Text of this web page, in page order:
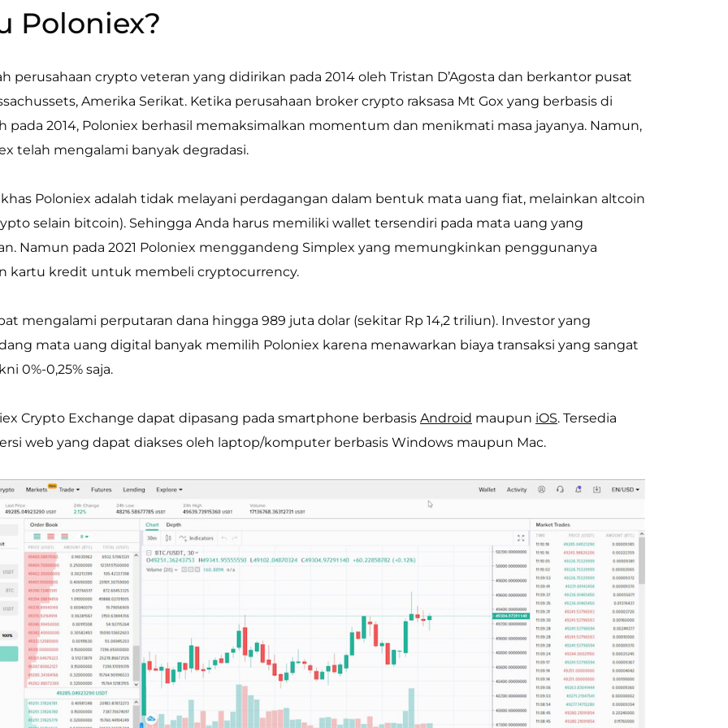
Poloniex?
perusahaan crypto veteran yang didirikan pada 2014 oleh Tristan D’Agosta dan berkantor pusat
Amerika Serikat. Ketika perusahaan broker crypto raksasa Mt Gox yang berbasis di
pada 2014, Poloniex berhasil memaksimalkan momentum dan menikmati masa jayanya. Namun,
telah mengalami banyak degradasi.
khas Poloniex adalah tidak melayani perdagangan dalam bentuk mata uang fiat, melainkan altcoin
selain bitcoin). Sehingga Anda harus memiliki wallet tersendiri pada mata uang yang
Namun pada 2021 Poloniex menggandeng Simplex yang memungkinkan penggunanya
kartu kredit untuk membeli cryptocurrency.
mengalami perputaran dana hingga 989 juta dolar (sekitar Rp 14,2 triliun). Investor yang
mata uang digital banyak memilih Poloniex karena menawarkan biaya transaksi yang sangat
0%-0,25% saja.
Crypto Exchange dapat dipasang pada smartphone berbasis Android maupun iOS. Tersedia
web yang dapat diakses oleh laptop/komputer berbasis Windows maupun Mac.